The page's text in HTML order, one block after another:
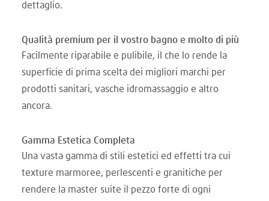
dettaglio.
Qualità premium per il vostro bagno e molto di più
Facilmente riparabile e pulibile, il che lo rende la
superficie di prima scelta dei migliori marchi per
prodotti sanitari, vasche idromassaggio e altro
ancora.
Gamma Estetica Completa
Una vasta gamma di stili estetici ed effetti tra cui
texture marmoree, perlescenti e granitiche per
rendere la master suite il pezzo forte di ogni